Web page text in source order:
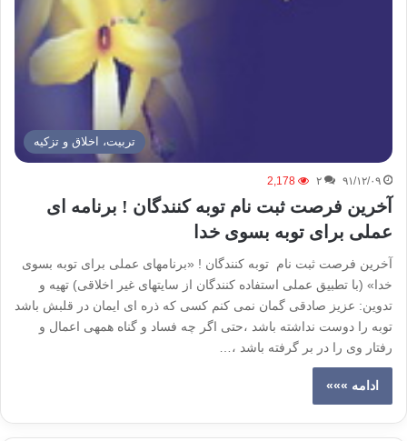
تربیت، اخلاق و تزکیه
۹۱/۱۲/۰۹ ۲ 2,178
آخرین فرصت ثبت نام توبه­ کنندگان ! برنامه­ ای
عملی برای توبه بسوی خدا
آخرین فرصت ثبت نام توبه­ کنندگان ! «برنامه­ای عملی برای توبه بسوی
خدا» (با تطبیق عملی استفاده کنندگان از سایتهای غیر اخلاقی) تهیه و
تدوین: عزیز صادقی گمان نمی کنم کسی که ذره ای ایمان در قلبش باشد
توبه را دوست نداشته باشد ،حتی اگر چه فساد و گناه همه­ی اعمال و
رفتار وی را در بر گرفته باشد ،…
ادامه »»»